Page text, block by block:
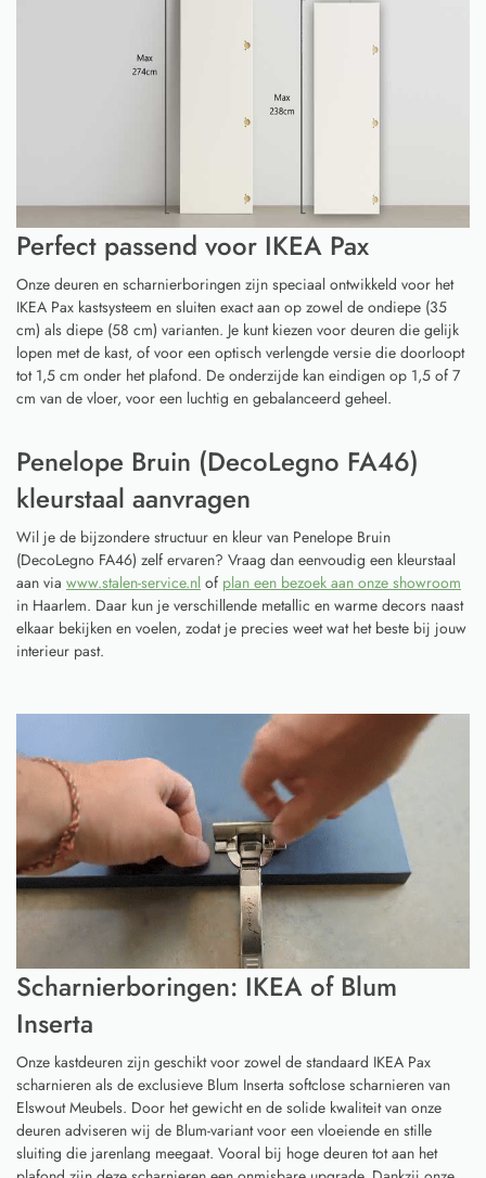
Perfect passend voor IKEA Pax
Onze deuren en scharnierboringen zijn speciaal ontwikkeld voor het
IKEA Pax kastsysteem en sluiten exact aan op zowel de ondiepe (35
cm) als diepe (58 cm) varianten. Je kunt kiezen voor deuren die gelijk
lopen met de kast, of voor een optisch verlengde versie die doorloopt
tot 1,5 cm onder het plafond. De onderzijde kan eindigen op 1,5 of 7
cm van de vloer, voor een luchtig en gebalanceerd geheel.
Penelope Bruin (DecoLegno FA46)
kleurstaal aanvragen
Wil je de bijzondere structuur en kleur van Penelope Bruin
(DecoLegno FA46) zelf ervaren? Vraag dan eenvoudig een kleurstaal
aan via www.stalen-service.nl of plan een bezoek aan onze showroom
in Haarlem. Daar kun je verschillende metallic en warme decors naast
elkaar bekijken en voelen, zodat je precies weet wat het beste bij jouw
interieur past.
Scharnierboringen: IKEA of Blum
Inserta
Onze kastdeuren zijn geschikt voor zowel de standaard IKEA Pax
scharnieren als de exclusieve Blum Inserta softclose scharnieren van
Elswout Meubels. Door het gewicht en de solide kwaliteit van onze
deuren adviseren wij de Blum-variant voor een vloeiende en stille
sluiting die jarenlang meegaat. Vooral bij hoge deuren tot aan het